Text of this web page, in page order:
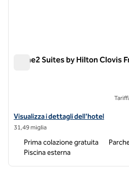
Home2 Suites by Hilton Clovis
Visualizza i dettagli dell'hotel
Visualizza i dettagli dell'hotel
31,49 miglia
Prima colazione gratuita
Piscina esterna